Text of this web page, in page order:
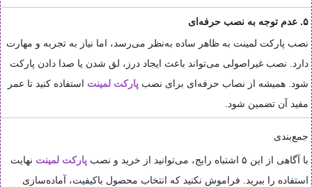
۵. عدم توجه به نصب حرفه‌ای
نصب پارکت لمینت به‌ ظاهر ساده به‌نظر می‌رسد، اما نیاز به تجربه و مهارت
دارد. نصب غیراصولی می‌تواند باعث ایجاد درز، لق شدن یا صدا دادن پارکت
شود. همیشه از نصاب حرفه‌ای برای نصب پارکت لمینت استفاده کنید تا عمر
مفید آن تضمین شود.
جمع‌بندی
با آگاهی از این ۵ اشتباه رایج، می‌توانید از خرید و نصب پارکت لمینت نهایت
استفاده را ببرید. فراموش نکنید که انتخاب محصول باکیفیت، آماده‌سازی